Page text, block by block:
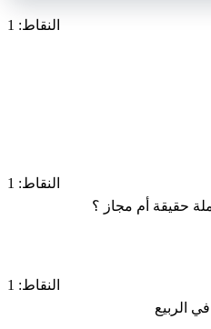
النقاط: 1
النقاط: 1
حقيقة أم مجاز ؟
النقاط: 1
الربيع